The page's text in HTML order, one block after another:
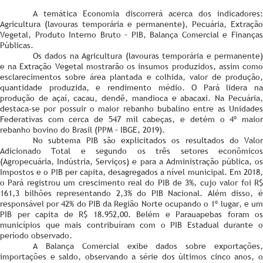
A temática Economia discorrerá acerca dos indicadores:
Agricultura (lavouras temporária e permanente), Pecuária, Extração
Vegetal, Produto Interno Bruto – PIB, Balança Comercial e Finanças
Públicas.
Os dados na Agricultura (lavouras temporária e permanente)
e na Extração Vegetal mostrarão os insumos produzidos, assim como
esclarecimentos sobre área plantada e colhida, valor de produção,
quantidade produzida, e rendimento médio. O Pará lidera na
produção de açaí, cacau, dendê, mandioca e abacaxi. Na Pecuária,
destaca-se por possuir o maior rebanho bubalino entre as Unidades
Federativas com cerca de 547 mil cabeças, e detém o 4º maior
rebanho bovino do Brasil (PPM – IBGE, 2019).
No subtema PIB são explicitados os resultados do Valor
Adicionado Total e segundo os três setores econômicos
(Agropecuária, Indústria, Serviços) e para a Administração pública, os
Impostos e o PIB per capita, desagregados a nível municipal. Em 2018,
o Pará registrou um crescimento real do PIB de 3%, cujo valor foi R$
161,3 bilhões representando 2,3% do PIB Nacional. Além disso, é
responsável por 42% do PIB da Região Norte ocupando o 1º lugar, e um
PIB per capita de R$ 18.952,00. Belém e Parauapebas foram os
municípios que mais contribuíram com o PIB Estadual durante o
período observado.
A Balança Comercial exibe dados sobre exportações,
importações e saldo, observando a série dos últimos cinco anos, o